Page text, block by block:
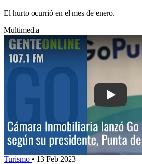
El hurto ocurrió en el mes de enero.
Multimedia
Play:
Turismo • 13 Feb 2023